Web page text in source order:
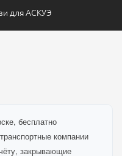
для АСКУЭ
бесплатно
компании
закрывающие